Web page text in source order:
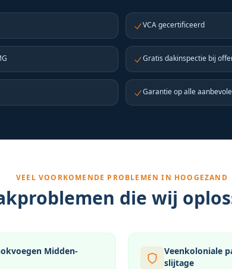
VCA gecertificeerd
Gratis dakinspectie bij
Garantie op alle
VEEL VOORKOMENDE PROBLEMEN IN HOOGEZAND
die wij
Midden-
Veenkoloniale
slijtage